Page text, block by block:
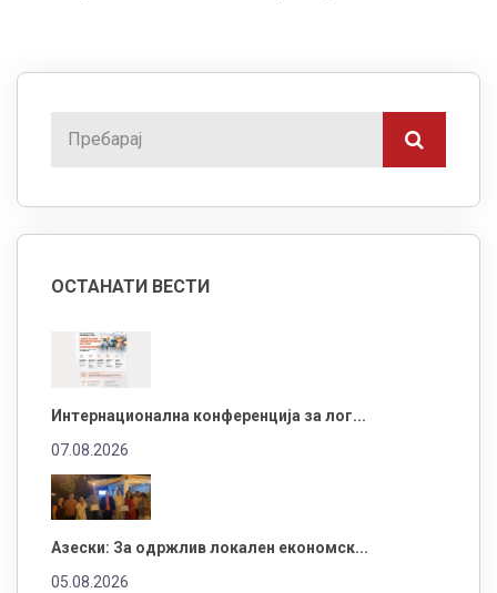
ОСТАНАТИ ВЕСТИ
Интернационална конференција за лог...
07.08.2026
Азески: За одржлив локален економск...
05.08.2026